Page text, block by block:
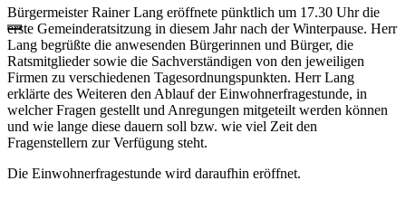
Bürgermeister Rainer Lang eröffnete pünktlich um 17.30 Uhr die
erste Gemeinderatsitzung in diesem Jahr nach der Winterpause. Herr
Lang begrüßte die anwesenden Bürgerinnen und Bürger, die
Ratsmitglieder sowie die Sachverständigen von den jeweiligen
Firmen zu verschiedenen Tagesordnungspunkten. Herr Lang
erklärte des Weiteren den Ablauf der Einwohnerfragestunde, in
welcher Fragen gestellt und Anregungen mitgeteilt werden können
und wie lange diese dauern soll bzw. wie viel Zeit den
Fragenstellern zur Verfügung steht.
Die Einwohnerfragestunde wird daraufhin eröffnet.